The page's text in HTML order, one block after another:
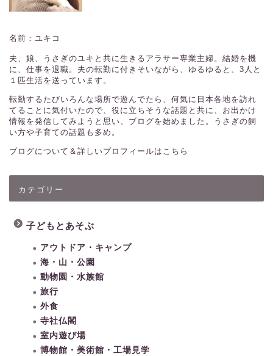
名前：ユキコ
夫、娘、うさぎのユキと共に生きるアラサー専業主婦。結婚を機
に、仕事を退職。夫の転勤に付きそいながら、ゆるゆると、3人と
１匹生活を送っています。
転勤するたびいろんな場所で遊んでたら、何気に日本各地を訪れ
てることに気付いたので、役に立ちそうな話題と共に、お出かけ
情報を発信してみようと思い、ブログを始めました。うさぎの飼
い方や子育ての話題も多め。
ブログについて＆詳しいプロフィールはこちら
カテゴリー
子どもとあそぶ
アウトドア・キャンプ
海・山・公園
動物園・水族館
旅行
外食
寺社仏閣
室内遊び場
博物館・美術館・工場見学